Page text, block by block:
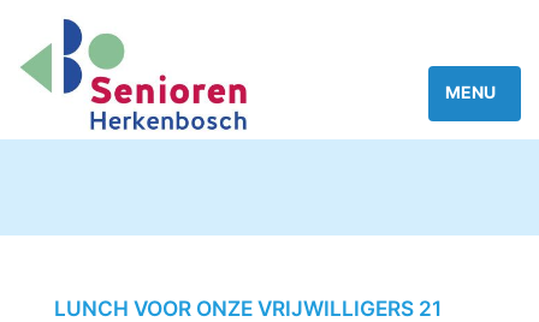
LUNCH VOOR ONZE VRIJWILLIGERS 21